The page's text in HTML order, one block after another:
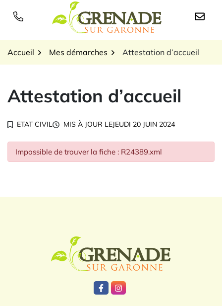
Logo Grenade sur
Accueil Mes démarches Attestation d’accueil
Attestation d’accueil
ETAT CIVIL MIS À JOUR LEJEUDI 20 JUIN 2024
Impossible de trouver la fiche : R24389.xml
Lien vers le compte Facebook
Lien vers le compte